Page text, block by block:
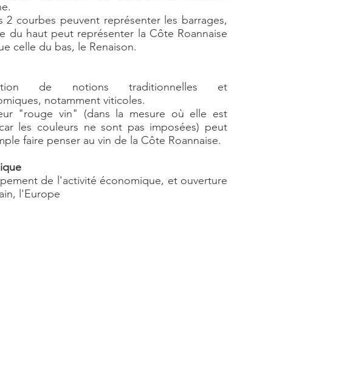
2 courbes peuvent représenter les barrages,
du haut peut représenter la Côte Roannaise
celle du bas, le Renaison.
de notions traditionnelles et
notamment viticoles.
"rouge vin" (dans la mesure où elle est
les couleurs ne sont pas imposées) peut
faire penser au vin de la Côte Roannaise.
de l'activité économique, et ouverture
l'Europe